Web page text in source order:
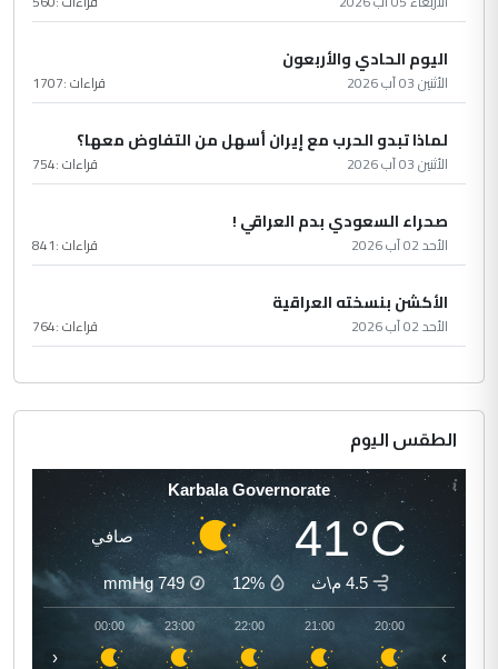
اليوم الحادي والأربعون
الأثنين 03 آب 2026 قراءات :1707
لماذا تبدو الحرب مع إيران أسهل من التفاوض معها؟
الأثنين 03 آب 2026 قراءات :754
صحراء السعودي بدم العراقي !
الأحد 02 آب 2026 قراءات :841
الأكشن بنسخته العراقية
الأحد 02 آب 2026 قراءات :764
الطقس اليوم
Karbala Governorate
41°C صافي
4.5 م\ث 12%
749
mmHg
20:00
21:00
22:00
23:00
00:00
‹ ›